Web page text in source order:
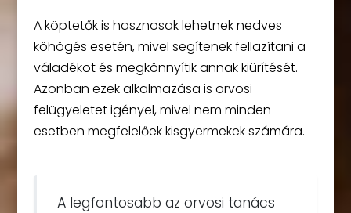
A köptetők is hasznosak lehetnek nedves
köhögés esetén, mivel segítenek fellazítani a
váladékot és megkönnyítik annak kiürítését.
Azonban ezek alkalmazása is orvosi
felügyeletet igényel, mivel nem minden
esetben megfelelőek kisgyermekek számára.
A legfontosabb az orvosi tanács